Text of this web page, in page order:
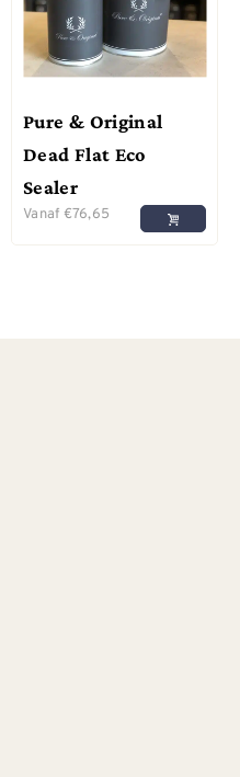
Pure & Original
Dead Flat Eco
Sealer
Vanaf €76,65